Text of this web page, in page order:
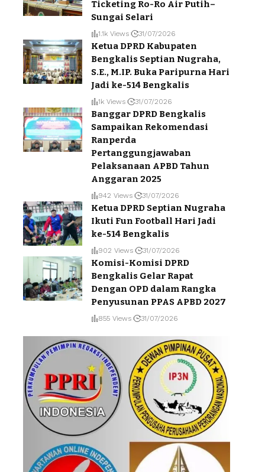
Ticketing Ro-Ro Air Putih–
Sungai Selari
1.1k Views 31/07/2026
Ketua DPRD Kabupaten
Bengkalis Septian Nugraha,
S.E., M.IP. Buka Paripurna Hari
Jadi ke-514 Bengkalis
1k Views 31/07/2026
Banggar DPRD Bengkalis
Sampaikan Rekomendasi
Ranperda
Pertanggungjawaban
Pelaksanaan APBD Tahun
Anggaran 2025
942 Views 31/07/2026
Ketua DPRD Septian Nugraha
Ikuti Fun Football Hari Jadi
ke-514 Bengkalis
902 Views 31/07/2026
Komisi-Komisi DPRD
Bengkalis Gelar Rapat
Dengan OPD dalam Rangka
Penyusunan PPAS APBD 2027
855 Views 31/07/2026